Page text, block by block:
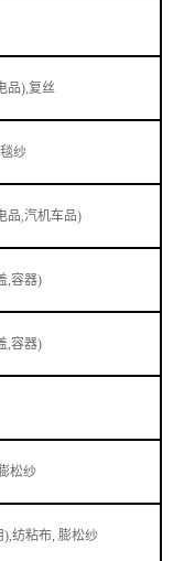
品),复丝
纱
品,汽机车品)
,容器)
,容器)
松纱
纺粘布, 膨松纱